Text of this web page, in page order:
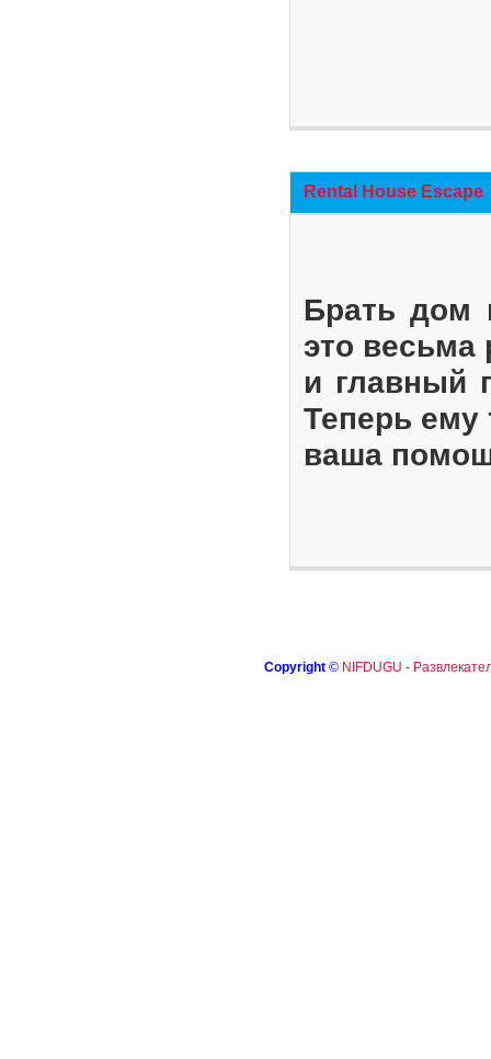
Rental House Escape
Брать дом
это весьма
и главный
Теперь ему
ваша
Copyright © NIFDUGU -